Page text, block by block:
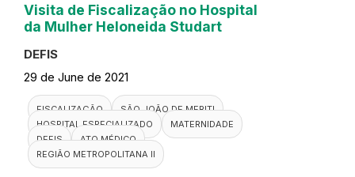
Visita de Fiscalização no Hospital
da Mulher Heloneida Studart
DEFIS
29 de June de 2021
FISCALIZAÇÃO
SÃO JOÃO DE MERITI
HOSPITAL ESPECIALIZADO
MATERNIDADE
DEFIS
ATO MÉDICO
REGIÃO METROPOLITANA II